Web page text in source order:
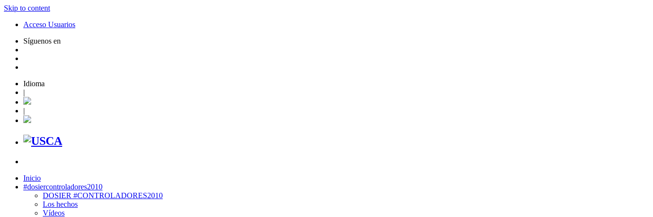
Skip to content
Acceso Usuarios
Síguenos en
Idioma
|
|
Inicio
#dosiercontroladores2010
DOSIER #CONTROLADORES2010
Los hechos
Vídeos